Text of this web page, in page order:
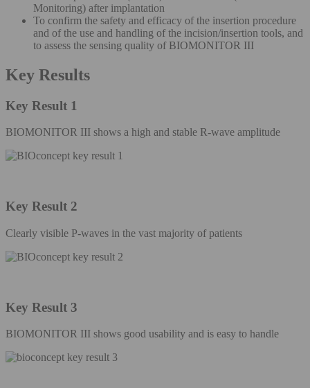
Monitoring) after implantation
To confirm the safety and efficacy of the insertion procedure
and of the use and handling of the incision/insertion tools, and
to assess the sensing quality of BIOMONITOR III
Key Results
Key Result 1
BIOMONITOR III shows a high and stable R-wave amplitude
Key Result 2
Clearly visible P-waves in the vast majority of patients
Key Result 3
BIOMONITOR III shows good usability and is easy to handle